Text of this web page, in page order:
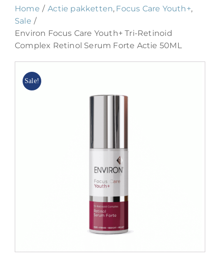
Tarieven
Blog
Over ons
Home Actie pakketten Focus Care Youth+
Sale
Environ Focus Care Youth+ Tri-Retinoid
Complex Retinol Serum Forte Actie 50ML
Sale!